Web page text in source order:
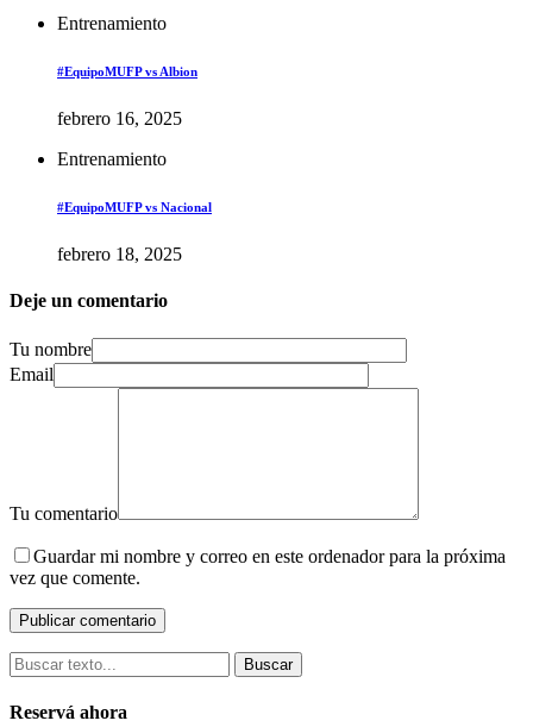
Entrenamiento
#EquipoMUFP vs Albion
febrero 16, 2025
Entrenamiento
#EquipoMUFP vs Nacional
febrero 18, 2025
Deje un comentario
Tu nombre
Email
Tu comentario
Guardar mi nombre y correo en este ordenador para la próxima
vez que comente.
Buscar
Reservá ahora